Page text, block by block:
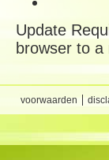
Update
browser to
voorwaarden